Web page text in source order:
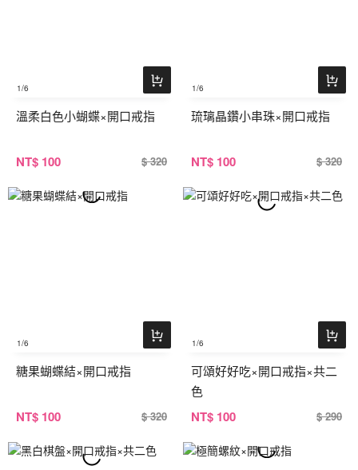
1/6
溫柔白色小蝴蝶×開口戒指
NT$ 100 $ 320
1/6
琉璃晶鑽小串珠×開口戒指
NT$ 100 $ 320
1/6
糖果蝴蝶結×開口戒指
NT$ 100 $ 320
1/6
可頌好好吃×開口戒指×共二
色
NT$ 100 $ 290